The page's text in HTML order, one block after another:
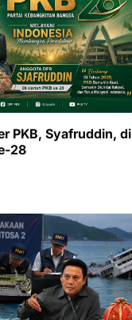
PKB, Syafruddin, di
28